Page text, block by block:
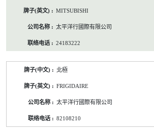
MITSUBISHI
太平洋行國際有限公司
24183222
北極
FRIGIDAIRE
太平洋行國際有限公司
82108210